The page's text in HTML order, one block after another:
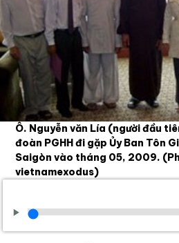
Ô. Nguyễn văn Lía (người đầu
đoàn PGHH đi gặp Ủy Ban Tôn
Saigòn vào tháng 05, 2009.
vietnamexodus)